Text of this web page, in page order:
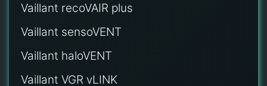
Vaillant recoVAIR plus
Vaillant sensoVENT
Vaillant haloVENT
Vaillant VGR vLINK